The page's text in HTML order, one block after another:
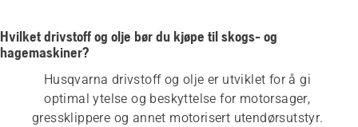
Hvilket drivstoff og olje bør du kjøpe til skogs- og
hagemaskiner?
Husqvarna drivstoff og olje er utviklet for å gi
optimal ytelse og beskyttelse for motorsager,
gressklippere og annet motorisert utendørsutstyr.